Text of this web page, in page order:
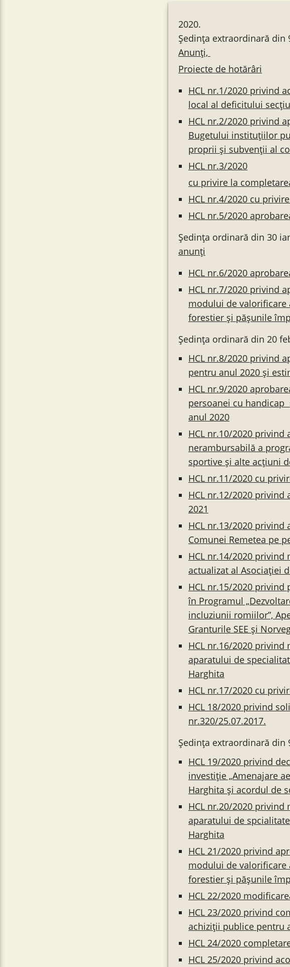
2020.
Ședința extraordinară din
Anunți,
Proiecte de hotărâri
HCL nr.1/2020 privind
local al deficitului
HCL nr.2/2020 privind
Bugetului instituțiilor
proprii și subvenții al
HCL nr.3/2020
cu privire la
HCL nr.4/2020 cu
HCL nr.5/2020
Ședința ordinară din 30
anunți
HCL nr.6/2020
HCL nr.7/2020 privind
modului de valorificare
forestier și pășunile
Ședința ordinară din 20
HCL nr.8/2020 privind
pentru anul 2020 și
HCL nr.9/2020
persoanei cu
anul 2020
HCL nr.10/2020
nerambursabilă a
sportive și alte acțiuni
HCL nr.11/2020 cu
HCL nr.12/2020
2021
HCL nr.13/2020 privind
Comunei Remetea pe
HCL nr.14/2020
actualizat al Asociației
HCL nr.15/2020
în Programul
incluziunii romiilor”,
Granturile SEE și
HCL nr.16/2020
aparatului de
Harghita
HCL nr.17/2020 cu
HCL 18/2020 privind
nr.320/25.07.2017.
Ședința extraordinară din
HCL 19/2020 privind
investiție „Amenajare
Harghita și acordul de
HCL nr.20/2020
aparatului de
Harghita
HCL 21/2020 privind
modului de valorificare
forestier și pășunile
HCL 22/2020
HCL 23/2020 privind
achiziții publice pentru
HCL 24/2020
HCL 25/2020 privind